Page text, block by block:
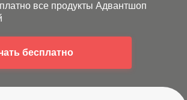
все продукты Адвантшоп
бесплатно